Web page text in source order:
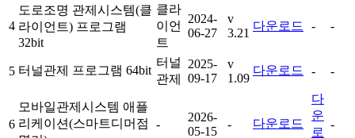
4
도로조명 관제시스템(클
라이언트) 프로그램
32bit
클라
이언
트
2024-
06-27
v
3.21
다운로드 - -
5 터널관제 프로그램 64bit
터널
관제
2025-
09-17
v
1.09
다운로드 - -
6
모바일관제시스템 애플
리케이션(스마트디머점
-
2026-
05-15
- 다운로드
다
운
로
-